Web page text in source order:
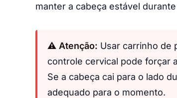
manter a cabeça estável
⚠️ Atenção: Usar carrinho de
controle cervical pode forçar
Se a cabeça cai para o lado
adequado para o momento.